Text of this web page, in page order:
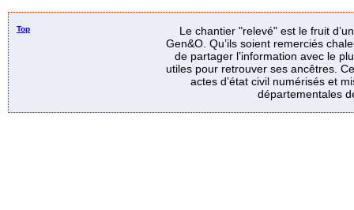
Top
Le chantier "relevé" est le fruit
Gen&O. Qu’ils soient remerciés
de partager l’information avec le
utiles pour retrouver ses ancêtres.
actes d’état civil numérisés et
départementales